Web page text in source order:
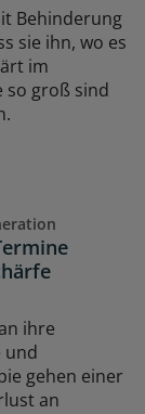
Behinderung
sie ihn, wo es
im
so groß sind
ihre
und
gehen einer
an